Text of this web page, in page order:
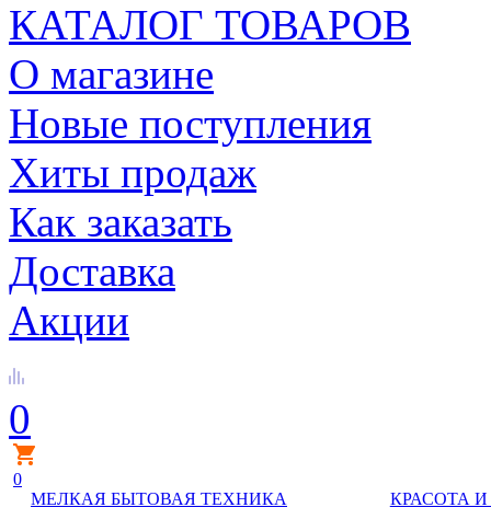
КАТАЛОГ ТОВАРОВ
О магазине
Новые поступления
Хиты продаж
Как заказать
Доставка
Акции
0
0
МЕЛКАЯ БЫТОВАЯ ТЕХНИКА
КРАСОТА И